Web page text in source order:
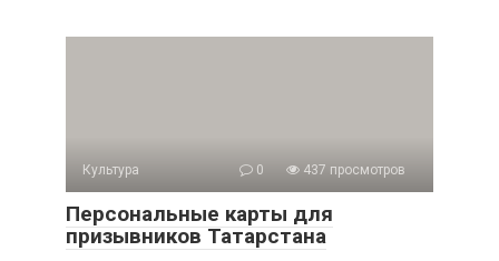
Культура 0 437 просмотров
Персональные карты для
призывников Татарстана